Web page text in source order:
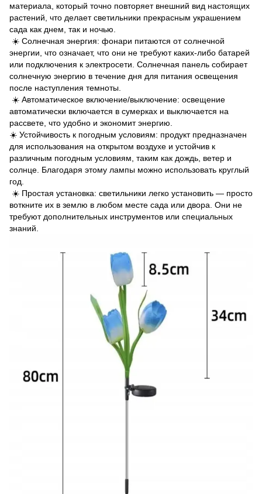
материала, который точно повторяет внешний вид настоящих
растений, что делает светильники прекрасным украшением
сада как днем, так и ночью.
☀️ Солнечная энергия: фонари питаются от солнечной
энергии, что означает, что они не требуют каких-либо батарей
или подключения к электросети. Солнечная панель собирает
солнечную энергию в течение дня для питания освещения
после наступления темноты.
☀️ Автоматическое включение/выключение: освещение
автоматически включается в сумерках и выключается на
рассвете, что удобно и экономит энергию.
☀️ Устойчивость к погодным условиям: продукт предназначен
для использования на открытом воздухе и устойчив к
различным погодным условиям, таким как дождь, ветер и
солнце. Благодаря этому лампы можно использовать круглый
год.
☀️ Простая установка: светильники легко установить — просто
воткните их в землю в любом месте сада или двора. Они не
требуют дополнительных инструментов или специальных
знаний.